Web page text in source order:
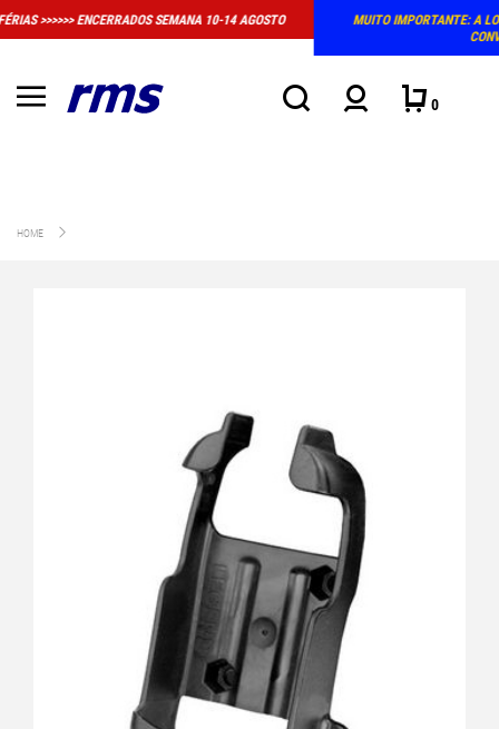
14 AGOSTO
MUITO IMPORTANTE: A LOJA FÍSICA EM MASSAMÁ DEIXOU DE
CONVENCIONAL DE ATENDIMENTO
0
HOME